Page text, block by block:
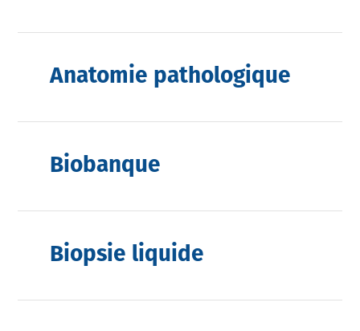
Anatomie pathologique
Biobanque
Biopsie liquide